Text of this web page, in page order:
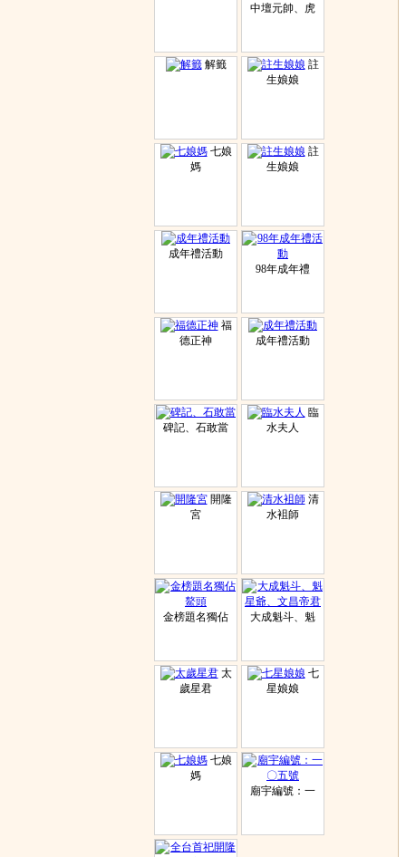
中壇元帥、虎
解籤
註
生娘娘
七娘
媽
註
生娘娘
成年禮活動
98年成年禮
福
德正神
成年禮活動
碑記、石敢當
臨
水夫人
開隆
宮
清
水袓師
金榜題名獨佔 大成魁斗、魁
太
歲星君
七
星娘娘
七娘
媽
廟宇編號：一